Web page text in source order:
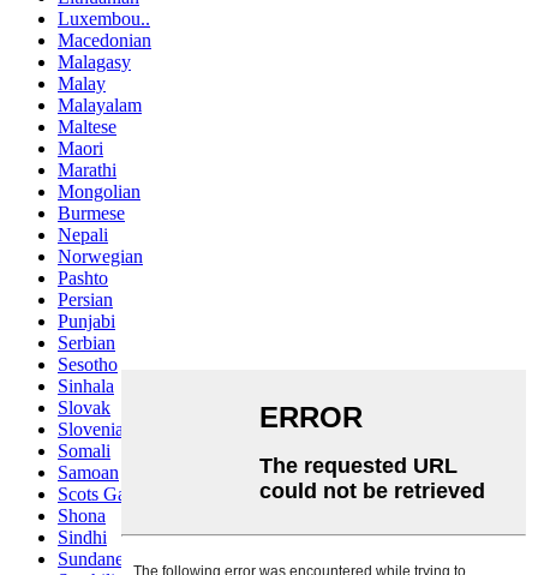
Luxembou..
Macedonian
Malagasy
Malay
Malayalam
Maltese
Maori
Marathi
Mongolian
Burmese
Nepali
Norwegian
Pashto
Persian
Punjabi
Serbian
Sesotho
Sinhala
Slovak
Slovenian
Somali
Samoan
Scots Gaelic
Shona
Sindhi
Sundanese